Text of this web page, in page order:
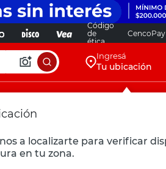
Código
de
ética
CencoPay
Ingresá
Tu ubicación
a localizarte para verificar
en tu zona.